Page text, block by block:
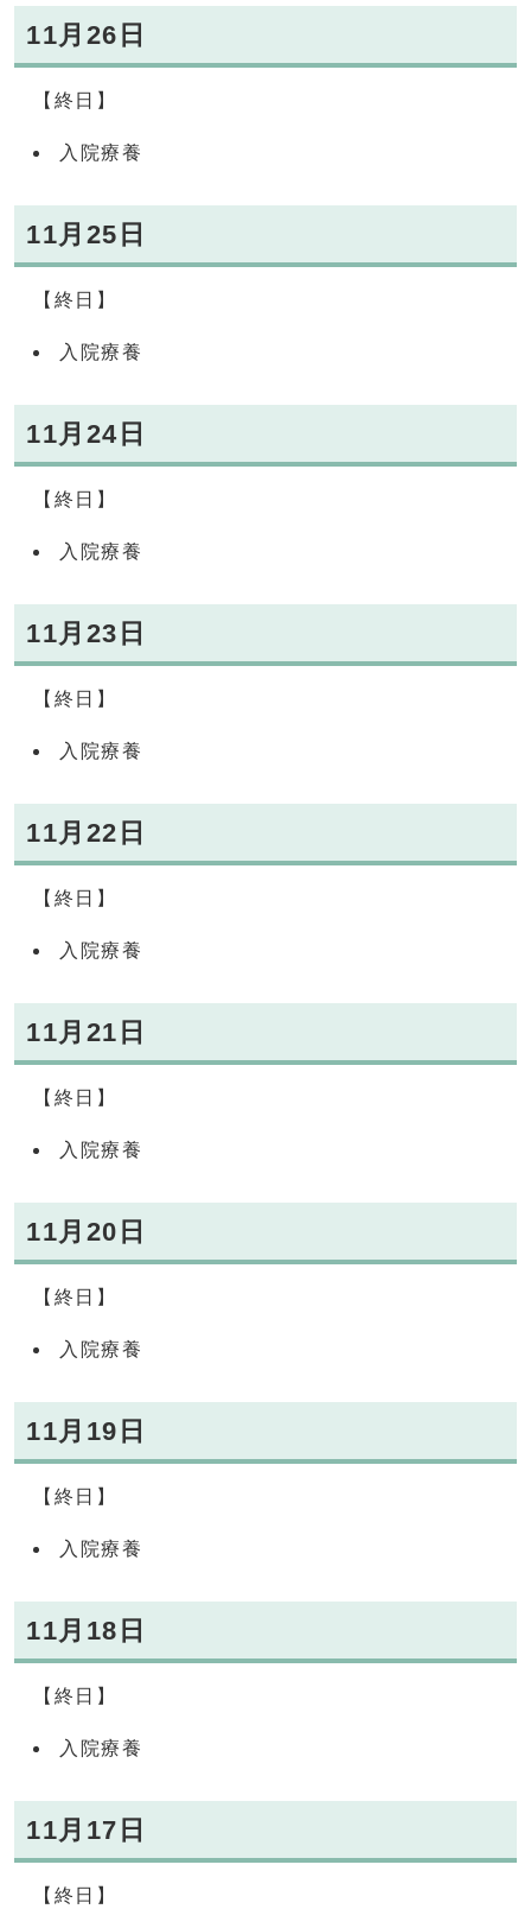
11月26日
【終日】
入院療養
11月25日
【終日】
入院療養
11月24日
【終日】
入院療養
11月23日
【終日】
入院療養
11月22日
【終日】
入院療養
11月21日
【終日】
入院療養
11月20日
【終日】
入院療養
11月19日
【終日】
入院療養
11月18日
【終日】
入院療養
11月17日
【終日】